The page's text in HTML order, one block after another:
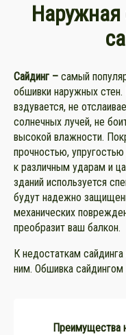
Наружная
Сайдинг – самый
обшивки наружных стен.
вздувается, не
солнечных лучей, не
высокой влажности.
прочностью,
к различным ударам и
зданий используется
будут надежно
механических
преобразит ваш балкон.
К недостаткам
ним. Обшивка
Преимущества